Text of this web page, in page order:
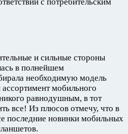
и сильные стороны
в полнейшем
необходимую модель
мобильного
равнодушным, в тот
все! Из плюсов отмечу, что в
последние новинки мобильных